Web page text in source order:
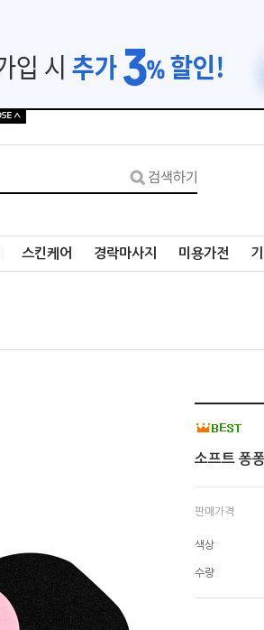
스킨케어 경락마사지 미용가전
소프트 퐁
판매가격
색상
수량